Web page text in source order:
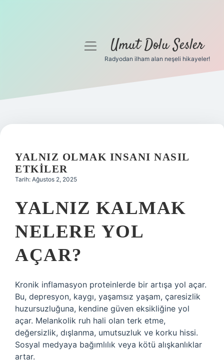
Gizlilik Politikası
Yasal Uyarı
menüyüUmut Dolu Sesler
Radyodan ilham alan neşeli hikayeler!
YALNIZ OLMAK INSANI NASIL
ETKILER
Tarih: Ağustos 2, 2025
YALNIZ KALMAK
NELERE YOL
AÇAR?
Kronik inflamasyon proteinlerde bir artışa yol açar.
Bu, depresyon, kaygı, yaşamsız yaşam, çaresizlik
huzursuzluğuna, kendine güven eksikliğine yol
açar. Melankolik ruh hali olan terk etme,
değersizlik, dışlanma, umutsuzluk ve korku hissi.
Sosyal medyaya bağımlılık veya kötü alışkanlıklar
artar.